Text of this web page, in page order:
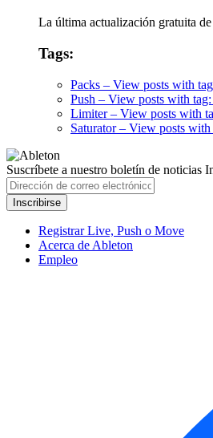
La última actualización gratuita
Tags:
Packs – View posts with
Push – View posts with tag:
Limiter– View posts with
Saturator– View posts with
Suscríbete a nuestro boletín de noticias
Registrar Live, Push o Move
Acerca de Ableton
Empleo